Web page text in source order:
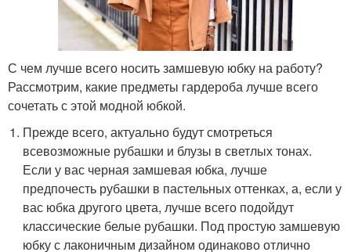
С чем лучше всего носить замшевую юбку на работу?
Рассмотрим, какие предметы гардероба лучше всего
сочетать с этой модной юбкой.
Прежде всего, актуально будут смотреться
всевозможные рубашки и блузы в светлых тонах.
Если у вас черная замшевая юбка, лучше
предпочесть рубашки в пастельных оттенках, а, если у
вас юбка другого цвета, лучше всего подойдут
классические белые рубашки. Под простую замшевую
юбку с лаконичным дизайном одинаково отлично